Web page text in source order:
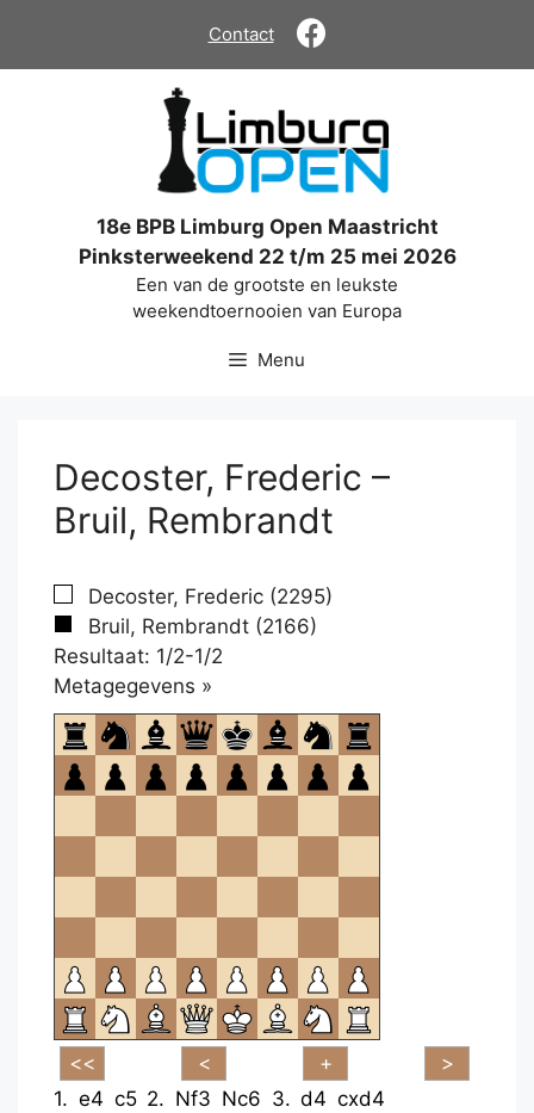
de
Contact
18e BPB Limburg Open Maastricht
Pinksterweekend 22 t/m 25 mei 2026
Een van de grootste en leukste
weekendtoernooien van Europa
Menu
Decoster, Frederic –
Bruil, Rembrandt
Decoster, Frederic (2295)
Bruil, Rembrandt (2166)
Resultaat: 1/2-1/2
Metagegevens »
om
te
openen.
1. e4 c5 2. Nf3 Nc6 3.d4 cxd4